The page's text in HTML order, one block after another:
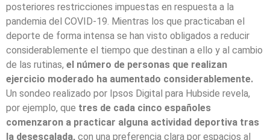
posteriores restricciones impuestas en respuesta a la
pandemia del COVID-19. Mientras los que practicaban el
deporte de forma intensa se han visto obligados a reducir
considerablemente el tiempo que destinan a ello y al cambio
de las rutinas, el número de personas que realizan
ejercicio moderado ha aumentado considerablemente.
Un sondeo realizado por Ipsos Digital para Hubside revela,
por ejemplo, que tres de cada cinco españoles
comenzaron a practicar alguna actividad deportiva tras
la desescalada, con una preferencia clara por espacios al